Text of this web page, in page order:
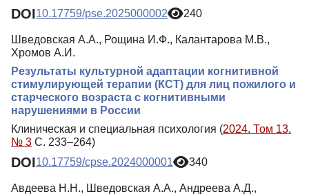
DOI10.17759/pse.2025000002 240
Шведовская А.А., Рощина И.Ф., Калантарова М.В.,
Хромов А.И.
Результаты культурной адаптации когнитивной
стимулирующей терапии (КСТ) для лиц пожилого и
старческого возраста с когнитивными
нарушениями в России
Клиническая и специальная психология (2024. Том 13.
№ 3 С. 233–264)
DOI10.17759/cpse.2024000001 340
Авдеева Н.Н., Шведовская А.А., Андреева А.Д.,